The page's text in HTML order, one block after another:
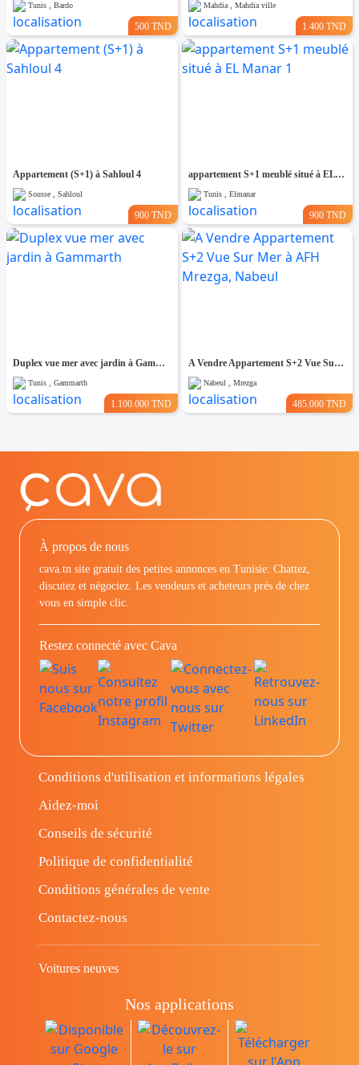
Tunis , Bardo
500 TND
Mahdia , Mahdia ville
1.400 TND
Appartement (S+1) à Sahloul 4
Sousse , Sahloul
900 TND
appartement S+1 meublé situé à EL Manar 1
Tunis , Elmanar
900 TND
Duplex vue mer avec jardin à Gammarth
Tunis , Gammarth
1.100.000 TND
A Vendre Appartement S+2 Vue Sur Mer à AFH Mrezga, Nabeul
Nabeul , Mrezga
485.000 TND
À propos de nous
cava.tn site gratuit des petites annonces en Tunisie: Chattez,
discutez et négociez. Les vendeurs et acheteurs prés de chez
vous en simple clic.
Restez connecté avec Cava
Conditions d'utilisation et informations légales
Aidez-moi
Conseils de sécurité
Politique de confidentialité
Conditions générales de vente
Contactez-nous
Voitures neuves
Nos applications